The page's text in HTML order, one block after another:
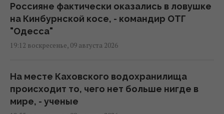
Россияне фактически оказались в ловушке
на Кинбурнской косе, - командир ОТГ
"Одесса"
19:12 воскресенье, 09 августа 2026
На месте Каховского водохранилища
происходит то, чего нет больше нигде в
мире, - ученые